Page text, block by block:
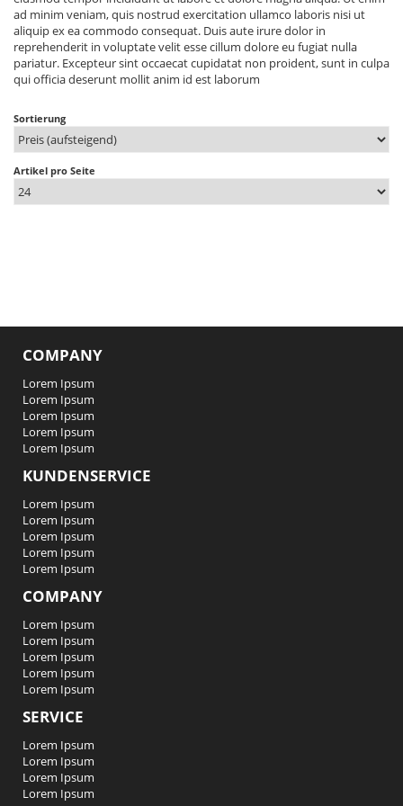
ad minim veniam, quis nostrud exercitation ullamco laboris nisi ut
aliquip ex ea commodo consequat. Duis aute irure dolor in
reprehenderit in voluptate velit esse cillum dolore eu fugiat nulla
pariatur. Excepteur sint occaecat cupidatat non proident, sunt in culpa
qui officia deserunt mollit anim id est laborum
Sortierung
Artikel pro Seite
COMPANY
Lorem Ipsum
Lorem Ipsum
Lorem Ipsum
Lorem Ipsum
Lorem Ipsum
KUNDENSERVICE
Lorem Ipsum
Lorem Ipsum
Lorem Ipsum
Lorem Ipsum
Lorem Ipsum
COMPANY
Lorem Ipsum
Lorem Ipsum
Lorem Ipsum
Lorem Ipsum
Lorem Ipsum
SERVICE
Lorem Ipsum
Lorem Ipsum
Lorem Ipsum
Lorem Ipsum